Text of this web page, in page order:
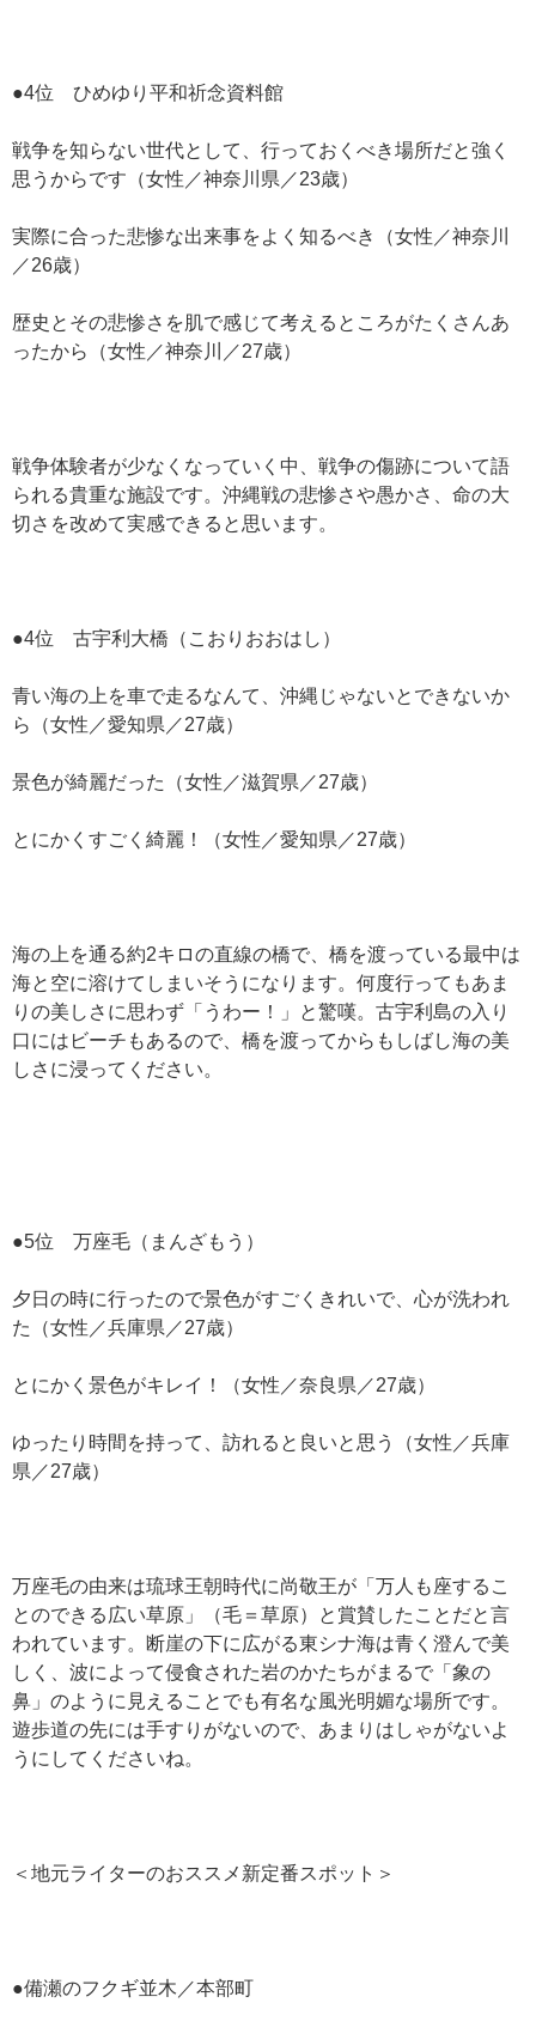
●4位 ひめゆり平和祈念資料館
戦争を知らない世代として、行っておくべき場所だと強く
思うからです（女性／神奈川県／23歳）
実際に合った悲惨な出来事をよく知るべき（女性／神奈川
／26歳）
歴史とその悲惨さを肌で感じて考えるところがたくさんあ
ったから（女性／神奈川／27歳）
戦争体験者が少なくなっていく中、戦争の傷跡について語
られる貴重な施設です。沖縄戦の悲惨さや愚かさ、命の大
切さを改めて実感できると思います。
●4位 古宇利大橋（こおりおおはし）
青い海の上を車で走るなんて、沖縄じゃないとできないか
ら（女性／愛知県／27歳）
景色が綺麗だった（女性／滋賀県／27歳）
とにかくすごく綺麗！（女性／愛知県／27歳）
海の上を通る約2キロの直線の橋で、橋を渡っている最中は
海と空に溶けてしまいそうになります。何度行ってもあま
りの美しさに思わず「うわー！」と驚嘆。古宇利島の入り
口にはビーチもあるので、橋を渡ってからもしばし海の美
しさに浸ってください。
●5位 万座毛（まんざもう）
夕日の時に行ったので景色がすごくきれいで、心が洗われ
た（女性／兵庫県／27歳）
とにかく景色がキレイ！（女性／奈良県／27歳）
ゆったり時間を持って、訪れると良いと思う（女性／兵庫
県／27歳）
万座毛の由来は琉球王朝時代に尚敬王が「万人も座するこ
とのできる広い草原」（毛＝草原）と賞賛したことだと言
われています。断崖の下に広がる東シナ海は青く澄んで美
しく、波によって侵食された岩のかたちがまるで「象の
鼻」のように見えることでも有名な風光明媚な場所です。
遊歩道の先には手すりがないので、あまりはしゃがないよ
うにしてくださいね。
＜地元ライターのおススメ新定番スポット＞
●備瀬のフクギ並木／本部町